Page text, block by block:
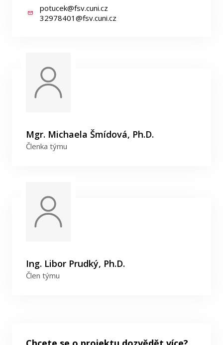
potucek@fsv.cuni.cz
32978401@fsv.cuni.cz
Mgr. Michaela Šmídová, Ph.D.
Členka týmu
Ing. Libor Prudký, Ph.D.
Člen týmu